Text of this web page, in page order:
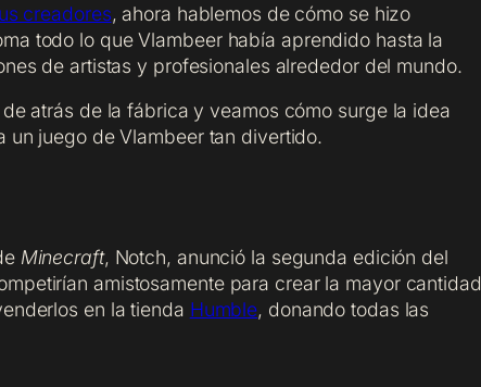
creadores, ahora hablemos de cómo se hizo
todo lo que Vlambeer había aprendido hasta la
de artistas y profesionales alrededor del mundo.
atrás de la fábrica y veamos cómo surge la idea
un juego de Vlambeer tan divertido.
Minecraft, Notch, anunció la segunda edición del
amistosamente para crear la mayor cantidad
en la tienda Humble, donando todas las